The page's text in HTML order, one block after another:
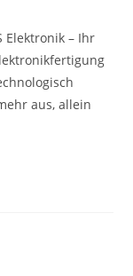
Elektronik – Ihr
aus, allein